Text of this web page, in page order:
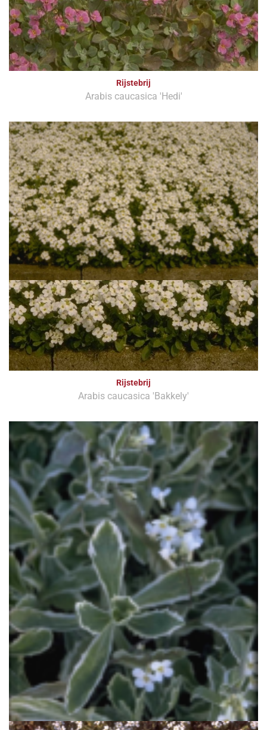
Rijstebrij
Arabis caucasica 'Hedi'
Rijstebrij
Arabis caucasica 'Bakkely'
Rijstebrij
Arabis caucasica 'Variegata'